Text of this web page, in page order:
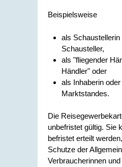
Beispielsweise
als Schaustellerin
Schausteller,
als "fliegender
Händler" oder
als Inhaberin
Marktstandes.
Die
unbefristet gültig. Sie
befristet erteilt
Schutze der
Verbraucherinnen